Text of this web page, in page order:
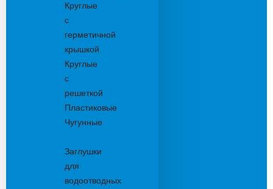
Круглые
с
герметичной
крышкой
Круглые
с
решеткой
Пластиковые
Чугунные
Заглушки
для
водоотводных